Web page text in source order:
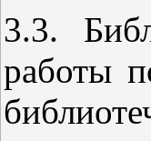
3.3.
работы